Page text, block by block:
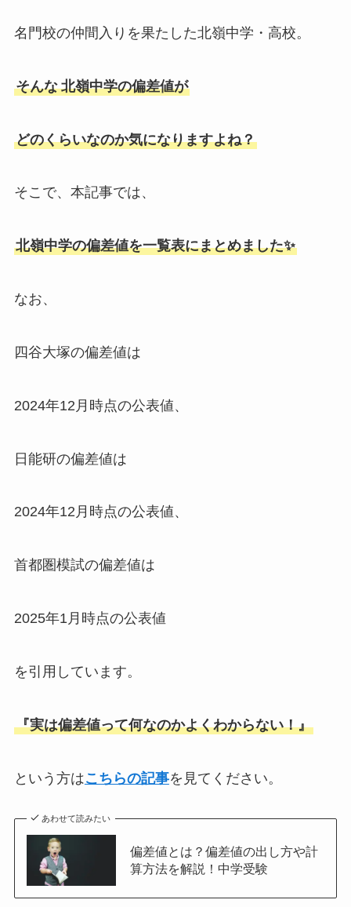
名門校の仲間入りを果たした北嶺中学・高校。
そんな 北嶺中学の偏差値が
どのくらいなのか気になりますよね？
そこで、本記事では、
北嶺中学の偏差値を一覧表にまとめました✨
なお、
四谷大塚の偏差値は
2024年12月時点の公表値、
日能研の偏差値は
2024年12月時点の公表値、
首都圏模試の偏差値は
2025年1月時点の公表値
を引用しています。
『実は偏差値って何なのかよくわからない！』
という方はこちらの記事を見てください。
あわせて読みたい
偏差値とは？偏差値の出し方や計
算方法を解説！中学受験